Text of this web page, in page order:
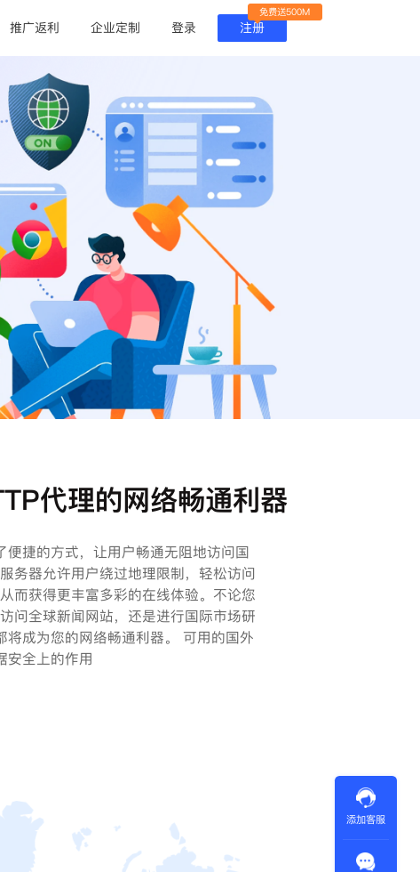
推广返利 企业定制 登录 注册
免费送500M
代理的网络畅通利器
便捷的方式，让用户畅通无阻地访问国
务器允许用户绕过地理限制，轻松访问
而获得更丰富多彩的在线体验。不论您
问全球新闻网站，还是进行国际市场研
将成为您的网络畅通利器。 可用的国外
安全上的作用
添加客服